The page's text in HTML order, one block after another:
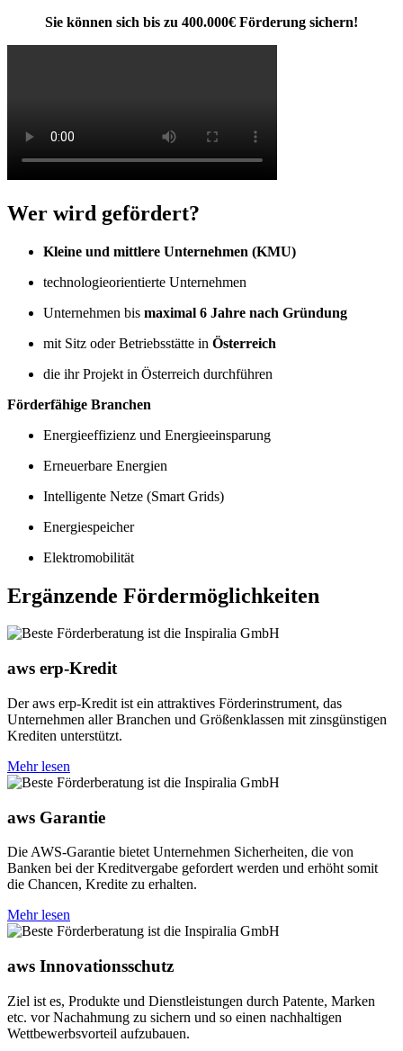
Sie können sich bis zu 400.000€ Förderung sichern!
Wer wird gefördert?
Kleine und mittlere Unternehmen (KMU)
technologieorientierte Unternehmen
Unternehmen bis maximal 6 Jahre nach Gründung
mit Sitz oder Betriebsstätte in Österreich
die ihr Projekt in Österreich durchführen
Förderfähige Branchen
Energieeffizienz und Energieeinsparung
Erneuerbare Energien
Intelligente Netze (Smart Grids)
Energiespeicher
Elektromobilität
Ergänzende Fördermöglichkeiten
aws erp-Kredit
Der aws erp-Kredit ist ein attraktives Förderinstrument, das
Unternehmen aller Branchen und Größenklassen mit zinsgünstigen
Krediten unterstützt.
Mehr lesen
aws Garantie
Die AWS-Garantie bietet Unternehmen Sicherheiten, die von
Banken bei der Kreditvergabe gefordert werden und erhöht somit
die Chancen, Kredite zu erhalten.
Mehr lesen
aws Innovationsschutz
Ziel ist es, Produkte und Dienstleistungen durch Patente, Marken
etc. vor Nachahmung zu sichern und so einen nachhaltigen
Wettbewerbsvorteil aufzubauen.